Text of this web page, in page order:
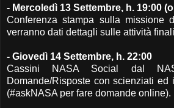
- Mercoledì 13 Settembre, h. 19:00
Conferenza stampa sulla missione
verranno dati dettagli sulle attività
- Giovedì 14 Settembre, h. 22:00
Cassini NASA Social dal
Domande/Risposte con scienziati ed
(#askNASA per fare domande online).